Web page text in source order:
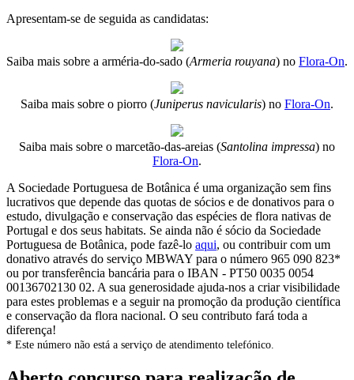
Apresentam-se de seguida as candidatas:
Saiba mais sobre a arméria-do-sado (Armeria rouyana) no Flora-On.
Saiba mais sobre o piorro (Juniperus navicularis) no Flora-On.
Saiba mais sobre o marcetão-das-areias (Santolina impressa) no
Flora-On.
A Sociedade Portuguesa de Botânica é uma organização sem fins
lucrativos que depende das quotas de sócios e de donativos para o
estudo, divulgação e conservação das espécies de flora nativas de
Portugal e dos seus habitats. Se ainda não é sócio da Sociedade
Portuguesa de Botânica, pode fazê-lo aqui, ou contribuir com um
donativo através do serviço MBWAY para o número 965 090 823*
ou por transferência bancária para o IBAN - PT50 0035 0054
00136702130 02. A sua generosidade ajuda-nos a criar visibilidade
para estes problemas e a seguir na promoção da produção científica
e conservação da flora nacional. O seu contributo fará toda a
diferença!
* Este número não está a serviço de atendimento telefónico.